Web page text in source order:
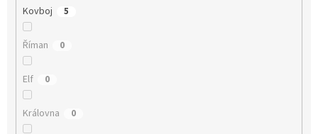
Kovboj 5
Říman 0
Elf 0
Královna 0